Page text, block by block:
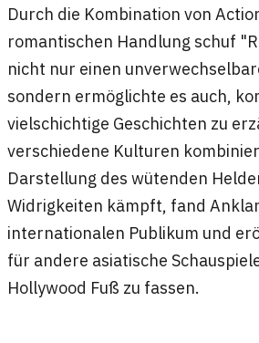
Durch die Kombination von
romantischen Handlung schuf
nicht nur einen
sondern ermöglichte es auch,
vielschichtige Geschichten zu
verschiedene Kulturen
Darstellung des wütenden
Widrigkeiten kämpft, fand
internationalen Publikum und
für andere asiatische
Hollywood Fuß zu fassen.